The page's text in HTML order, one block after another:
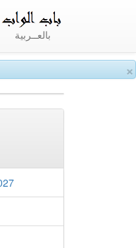
×
بالعــربية